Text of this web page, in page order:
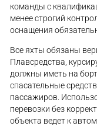
команды с
менее строгий
оснащения
Все яхты обязаны
Плавсредства,
должны иметь на
спасательные
пассажиров.
перевозки без
объекта ведет к